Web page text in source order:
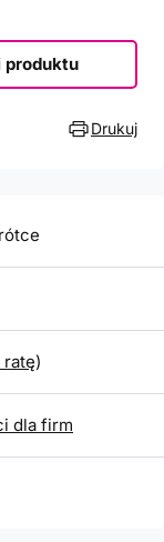
produktu
Drukuj
)
dla firm